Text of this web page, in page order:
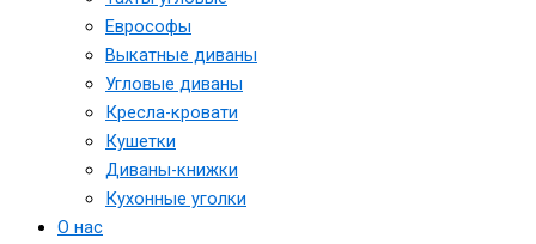
Еврософы
Выкатные диваны
Угловые диваны
Кресла-кровати
Кушетки
Диваны-книжки
Кухонные уголки
О нас